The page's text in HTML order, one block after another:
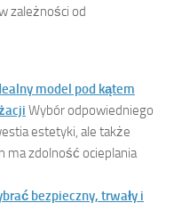
zależności od
model pod kątem
Wybór odpowiedniego
estetyki, ale także
ma zdolność ocieplania
bezpieczny, trwały i